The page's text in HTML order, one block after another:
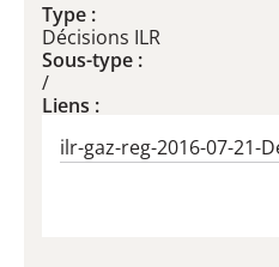
Type :
Décisions ILR
Sous-type :
/
Liens :
ilr-gaz-reg-2016-07-21-